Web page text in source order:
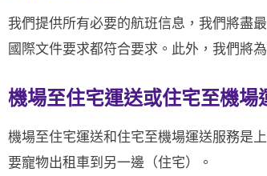
我們提供所有必要的航班信息，我們將盡
國際文件要求都符合要求。此外，我們將
機場至住宅運送或住宅至機場
機場至住宅運送和住宅至機場運送服務是
要寵物出租車到另一邊（住宅）。